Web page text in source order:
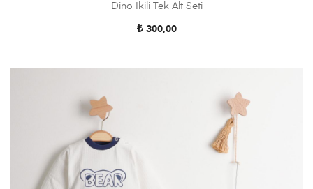
Dino İkili Tek Alt Seti
300,00